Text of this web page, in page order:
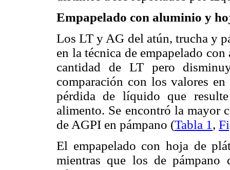
Empapelado con aluminio y
Los LT y AG del atún, trucha y
en la técnica de empapelado
cantidad de LT pero
comparación con los valores
pérdida de líquido que
alimento. Se encontró la mayor
de AGPI en pámpano (Tabla 1 ,
El empapelado con hoja de
mientras que los de